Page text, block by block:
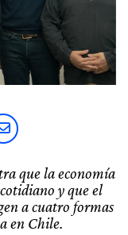
que la economía
y que el
a cuatro formas
en Chile.